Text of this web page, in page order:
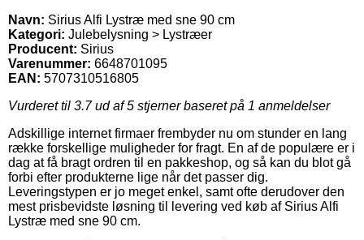
Navn: Sirius Alfi Lystræ med sne 90 cm
Kategori: Julebelysning > Lystræer
Producent: Sirius
Varenummer: 6648701095
EAN: 5707310516805
Vurderet til 3.7ud af 5 stjerner baseret på 1 anmeldelser
Adskillige internet firmaer frembyder nu om stunder en lang
række forskellige muligheder for fragt. En af de populære er i
dag at få bragt ordren til en pakkeshop, og så kan du blot gå
forbi efter produkterne lige når det passer dig.
Leveringstypen er jo meget enkel, samt ofte derudover den
mest prisbevidste løsning til levering ved køb af Sirius Alfi
Lystræ med sne 90 cm.